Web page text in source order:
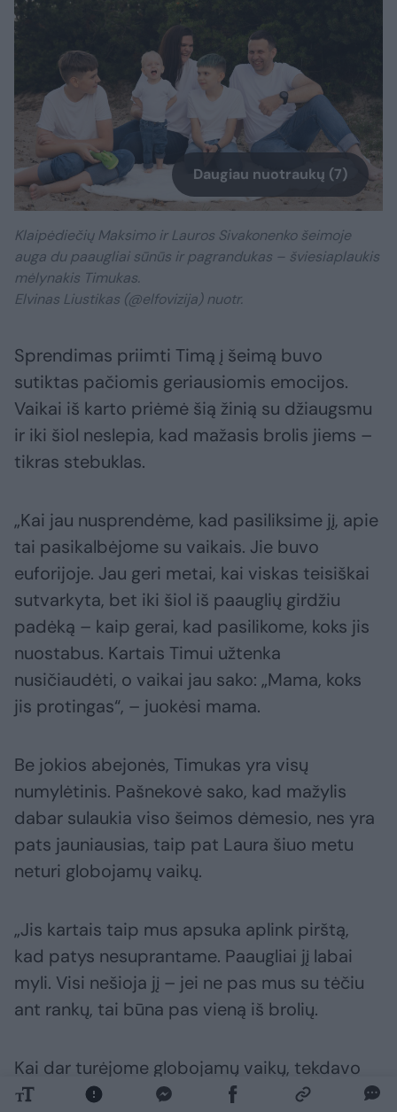
Daugiau nuotraukų (7)
Klaipėdiečių Maksimo ir Lauros Sivakonenko šeimoje
auga du paaugliai sūnūs ir pagrandukas – šviesiaplaukis
mėlynakis Timukas.
Elvinas Liustikas (@elfovizija) nuotr.
Sprendimas priimti Timą į šeimą buvo
sutiktas pačiomis geriausiomis emocijos.
Vaikai iš karto priėmė šią žinią su džiaugsmu
ir iki šiol neslepia, kad mažasis brolis jiems –
tikras stebuklas.
„Kai jau nusprendėme, kad pasiliksime jį, apie
tai pasikalbėjome su vaikais. Jie buvo
euforijoje. Jau geri metai, kai viskas teisiškai
sutvarkyta, bet iki šiol iš paauglių girdžiu
padėką – kaip gerai, kad pasilikome, koks jis
nuostabus. Kartais Timui užtenka
nusičiaudėti, o vaikai jau sako: „Mama, koks
jis protingas“, – juokėsi mama.
Be jokios abejonės, Timukas yra visų
numylėtinis. Pašnekovė sako, kad mažylis
dabar sulaukia viso šeimos dėmesio, nes yra
pats jauniausias, taip pat Laura šiuo metu
neturi globojamų vaikų.
„Jis kartais taip mus apsuka aplink pirštą,
kad patys nesuprantame. Paaugliai jį labai
myli. Visi nešioja jį – jei ne pas mus su tėčiu
ant rankų, tai būna pas vieną iš brolių.
Kai dar turėjome globojamų vaikų, tekdavo
pakariauti dėl mamos dėmesio, o dabar visa